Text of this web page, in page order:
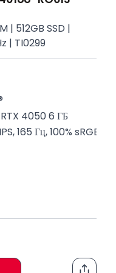
| 512GB SSD |
| TI0299
4050 6 ГБ
165 Гц, 100% sRGB